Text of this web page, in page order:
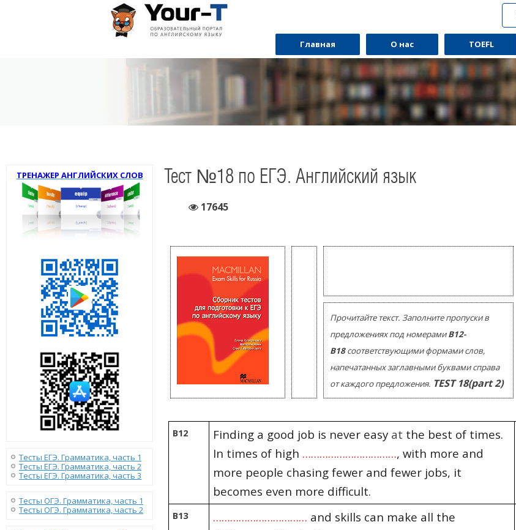
Главная О нас TOEFL
ТРЕНАЖЕР АНГЛИЙСКИХ СЛОВ
Тесты ЕГЭ. Грамматика, часть 1
Тесты ЕГЭ. Грамматика, часть 2
Тесты ЕГЭ. Грамматика, часть 3
Тесты ОГЭ. Грамматика, часть 1
Тесты ОГЭ. Грамматика, часть 2
Тест №18 по ЕГЭ. Английский язык
17645
Прочитайте текст. Заполните пропуски в
предложениях под номерамиВ12-
В18соответствующими формами слов,
напечатанных заглавными буквами справа
от каждого предложения. TEST18(part 2)
B12 Finding a good job is never easy at the best of times.
In times of high ……………………………, with more and
more people chasing fewer and fewer jobs, it
becomes even more difficult.
B13 …………………………… and skills can make all the
За полгода вывожу ученика
начального уровня на уровень
уверенного общения, свободного
выражения своих мыслей.
Специализируюсь на экспресс-
методах обучения.
- Игорь
Read more